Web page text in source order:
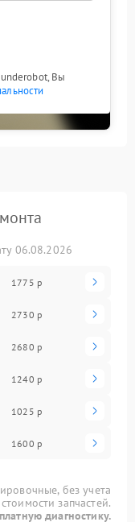
Вы
06.08.2026
1775 р
2730 р
2680 р
1240 р
1025 р
1600 р
без учета
стоимости запчастей.
диагностику.